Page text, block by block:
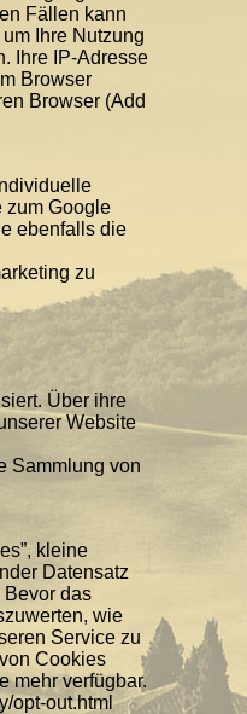
Fällen kann
Ihre Nutzung
Ihre IP-Adresse
Browser
Browser (Add
zum Google
ebenfalls die
zu
Über ihre
Website
Sammlung von
kleine
Datensatz
Bevor das
wie
Service zu
Cookies
mehr verfügbar.
opt-out.html